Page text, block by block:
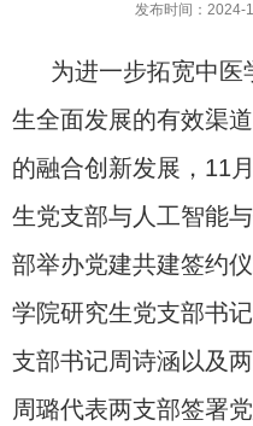
发布时间：2024-
为进一步拓宽中医
生全面发展的有效渠
的融合创新发展， 11 月
生党支部与人工智能
部举办党建共建签约
学院研究生党支部书
支部书记周诗涵以及
周璐代表两支部签署